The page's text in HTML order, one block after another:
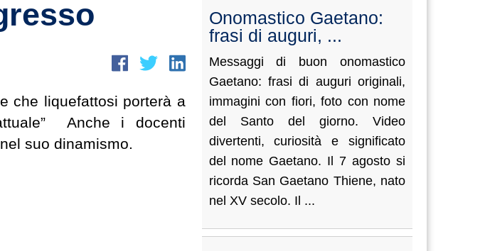
che liquefattosi porterà a
Anche i docenti
suo dinamismo.
Onomastico Gaetano:
frasi di auguri, ...
Messaggi di buon onomastico
Gaetano: frasi di auguri originali,
immagini con fiori, foto con nome
del Santo del giorno. Video
divertenti, curiosità e significato
del nome Gaetano. Il 7 agosto si
ricorda San Gaetano Thiene, nato
nel XV secolo. Il ...